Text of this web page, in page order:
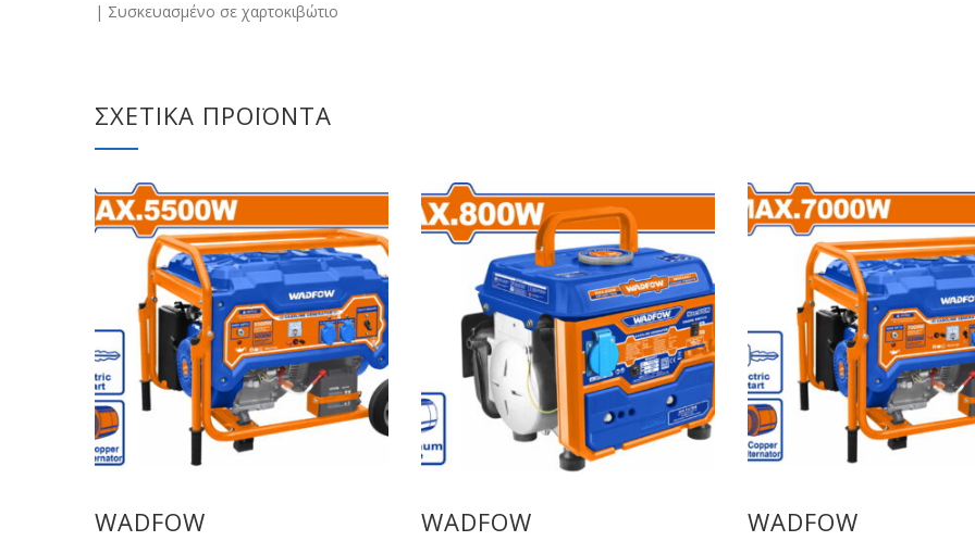
| Συσκευασμένο σε χαρτοκιβώτιο
ΣΧΕΤΙΚΆ ΠΡΟΪΌΝΤΑ
WADFOW
WADFOW
WADFOW